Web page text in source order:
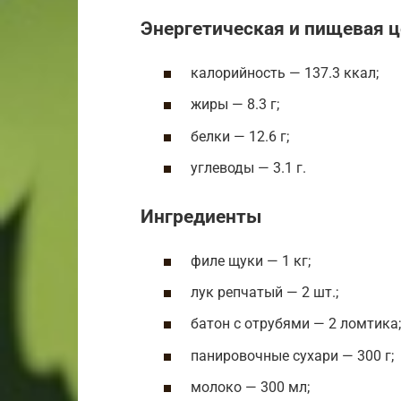
Энергетическая и пищевая
калорийность — 137.3 ккал;
жиры — 8.3 г;
белки — 12.6 г;
углеводы — 3.1 г.
Ингредиенты
филе щуки — 1 кг;
лук репчатый — 2 шт.;
батон с отрубями — 2 ломтика;
панировочные сухари — 300 г;
молоко — 300 мл;